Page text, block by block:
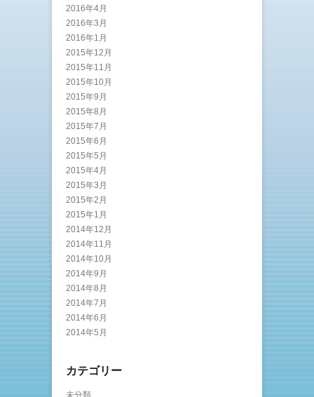
2016年4月
2016年3月
2016年1月
2015年12月
2015年11月
2015年10月
2015年9月
2015年8月
2015年7月
2015年6月
2015年5月
2015年4月
2015年3月
2015年2月
2015年1月
2014年12月
2014年11月
2014年10月
2014年9月
2014年8月
2014年7月
2014年6月
2014年5月
カテゴリー